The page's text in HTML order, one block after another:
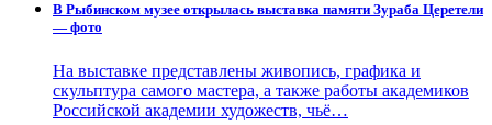
В Рыбинском музее открылась выставка памяти Зураба Церетели
— фото
На выставке представлены живопись, графика и
скульптура самого мастера, а также работы академиков
Российской академии художеств, чьё…